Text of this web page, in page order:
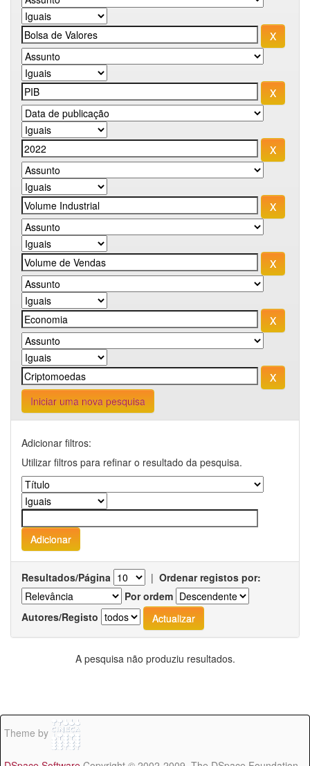
Iniciar uma nova pesquisa
Adicionar filtros:
Utilizar filtros para refinar o resultado da pesquisa.
Resultados/Página | Ordenar registos por:
Por ordem
Autores/Registo
A pesquisa não produziu resultados.
Theme by